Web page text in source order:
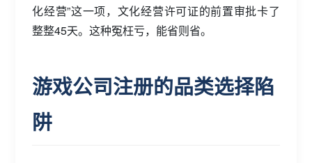
化经营”这一项，文化经营许可证的前置审批卡了
整整45天。这种冤枉亏，能省则省。
游戏公司注册的品类选择陷
阱